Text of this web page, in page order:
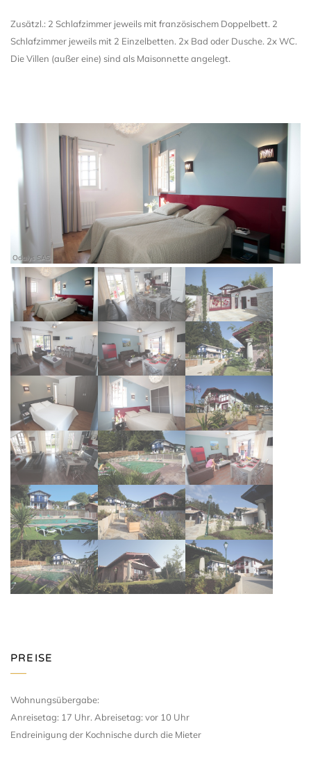
Zusätzl.: 2 Schlafzimmer jeweils mit französischem Doppelbett. 2
Schlafzimmer jeweils mit 2 Einzelbetten. 2x Bad oder Dusche. 2x WC.
Die Villen (außer eine) sind als Maisonnette angelegt.
Odalys SAS
PREISE
Wohnungsübergabe:
Anreisetag: 17 Uhr. Abreisetag: vor 10 Uhr
Endreinigung der Kochnische durch die Mieter